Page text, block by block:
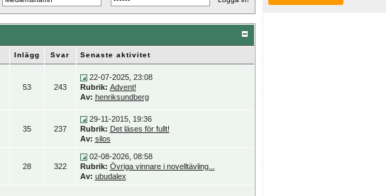
Inlägg Svar Senaste aktivitet
53 243
22-07-2025, 23:08
Rubrik: Advent!
Av: henriksundberg
35 237
29-11-2015, 19:36
Rubrik: Det läses för fullt!
Av: silos
28 322
02-08-2026, 08:58
Rubrik: Övriga vinnare i novelltävling...
Av: ubudalex